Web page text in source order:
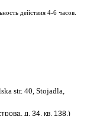
действия 4-6 часов.
str. 40, Stojadla,
д. 34, кв. 138.)